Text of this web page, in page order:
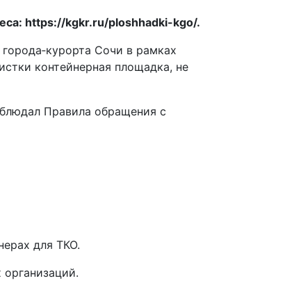
https://kgkr.ru/ploshhadki-kgo/.
Сочи в рамках
контейнерная площадка, не
Правила обращения с
для ТКО.